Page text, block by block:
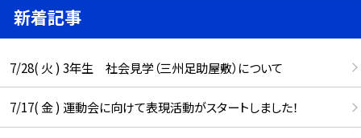
新着記事
7/28( 火 ) 3年生 社会見学（三州足助屋敷）について
7/17( 金 ) 運動会に向けて表現活動がスタートしました！